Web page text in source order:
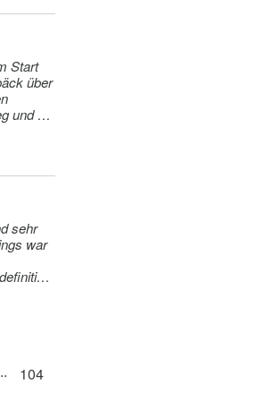
über
und hat
sehr
war
104